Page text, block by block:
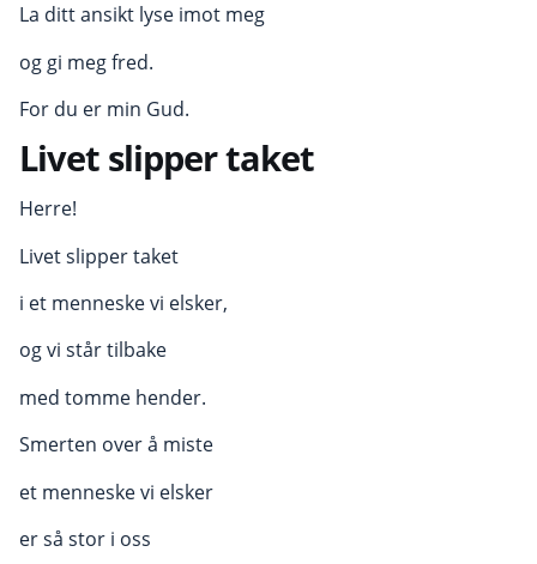
La ditt ansikt lyse imot meg
og gi meg fred.
For du er min Gud.
Livet slipper taket
Herre!
Livet slipper taket
i et menneske vi elsker,
og vi står tilbake
med tomme hender.
Smerten over å miste
et menneske vi elsker
er så stor i oss